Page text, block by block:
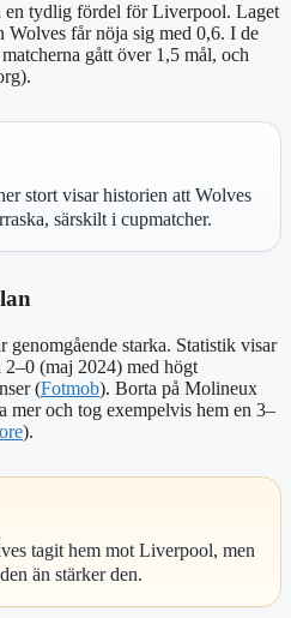
en tydlig fördel för Liverpool. Laget
Wolves får nöja sig med 0,6. I de
gått över 1,5 mål, och
stort visar historien att Wolves
särskilt i cupmatcher.
starka. Statistik visar
(maj 2024) med högt
(Fotmob). Borta på Molineux
mer och tog exempelvis hem en 3–
).
tagit hem mot Liverpool, men
än stärker den.